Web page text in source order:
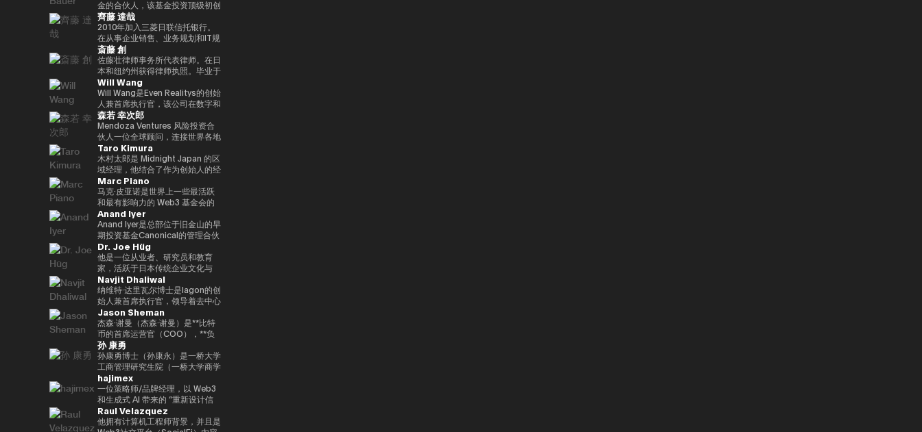
业的投资。 基于 “Web3 是未来”
的坚定信念，Budki 是去中心化技
术发展的重要推动力。**Vineet
Budki（Vineet Budki）**是一位
行业代表，他通过战略投资和全球
思想领导力推动Web3领域的增
长。 作为专门从事1亿美元加密资
产的基金Sigma Capital的首席执
行官，他设定了在对去中心化生态
系统的坚定承诺下，在3年内投资
100多家区块链初创公司的目标。
到目前为止，投资组合包括300多
个项目，包括Mysten
Labs（Sui）、Gunzilla和Peaq
Network，这些项目显示了对变
革性技术的敏锐见解。除了提供资
金外，Budki还是一位享誉全球的
演讲者，曾在世界经济论坛和币安
区块链周等国际活动中登台。他对
市场趋势和区块链传播的看法引起
了《泰晤士报》、《CoinDesk》
和《中东企业家》等主要媒体的关
注。此外，通过社交媒体上的积极
沟通，其影响力进一步扩大。它强
调Web3的长期潜力，而不是短期
利润，并正在促进对重新定义世界
应有方式的初创企业的投资。 基
于 “Web3 是未来” 的坚定信念，
Budki 是去中心化技术发展的重要
推动力。
议）人工智能项目和人工智能国际
奖评审团成员 • 大学和学术顾问委
员会成员（SQU、AOU、索哈尔
大学）• 在全球首席信息官峰会
（泰国，2022年）上获得数字化
转型激励奖 • 全球首席信息官峰会
（阿塞拜疆，于（2023 年）获得
影响力开拓者奖 • 参与国家级人工
智能项目并促进技术本地化 • 提供
有关人工智能和数据 DX 的专业培
训 • 领导并参与了多个项目与电子
政务、数字化转型、人工有关情报
和第四次工业革命（采矿、智慧城
市、医疗保健、教育、旅游、农
业、物流/运输、风险和危机管
理、媒体领域）• 参加了各种国际
和国内会议、峰会、研讨会和活动
• 作为作者参与研究论文、书籍、
杂志和媒体节目
加Web3市场的可持续流动性和可
及性。
品开发和交易。他会说三种语言，
母语是虚拟货币，也是传统金融领
域的资深人士。Ben在新加坡美林
大宗商品公司拥有超过15年的高
级领导经验，并曾担任该公司的首
席执行官。此外，在Alliance
Bernstein，他负责监督东京、香
港、新加坡、首尔和台北的盈利分
销团队，领导业务战略。Ben曾投
资并指导过南加州的早期创业公
司。他拥有多个证券执照，并获得
了加州大学伯克利分校的工程学士
学位和加州大学洛杉矶分校安德森
管理学院的工商管理硕士学位。我
目前在同一所大学教授加密货币金
融。
金的合伙人，该基金投资顶级初创
公司并建立企业。他是500家初创
公司、APX、PlugandPlay、纽约
NUMA和Alchemist Accelerator
的创业导师，也是Republic的风
险合伙人。他曾在Chin
Accelerator的投资团队工作，
Chin Accelerator是SOSV在中国
运营的全球精英加速器项目，管理
的资产管理规模超过9.07亿美元。
此外，他在泰国为德国政府工作，
并作为NSTF招聘会的共同组织者
帮助学生建立职业生涯，该博览会
吸引了110万名参观者。过去，我
曾在9个国家的15个城市生活过，
并且精通中文、英语和德语。
Tobias以优异成绩获得了新加坡
国立大学和清华大学的管理学硕士
+CEMS管理硕士学位，以及因斯
布鲁克管理中心和西南财经大学的
管理和法律学士学位。
齊藤 達哉
2010年加入三菱日联信托银行。
在从事企业销售、业务规划和IT规
划之后，金融科技促进办公室于
2016年成立，是三菱日联信托银
行数字战略规划和推广的第一位负
责人。作为 “连续内部企业家（连
续内部企业家）”，他将推出一个
信息银行平台 “Dprime”、一个数
字证券平台 “Progmat”、一个稳
定币平台 “Progmat Coin”、一个
功能性的NFT平台 “Progmat
UT”，以及一个有许多组织成员的
“数字资产共同创造联盟”。2022
年，宣布通过多家金融机构、交易
所和软件公司的投资，数字资产基
础设施业务将成为一家独立公司，
并于2023/10年度成为该公司的代
表。8项专利注册。
斎藤 創
佐藤壮律师事务所代表律师。在日
本和纽约州获得律师执照。毕业于
东京大学法学院和纽约大学法学
院。在西村朝日律师事务所主要从
事金融领域（证券化、基金、衍生
品等）业务之后，目前的办公室于
2015年独立成立。它专门研究
Web3、金融科技、元界和初创公
司。他的书包括《NFT 教科书》
和《提前阅读！元界和非同质化代
币” 等。他曾担任日本区块链协会
顾问、日本STO协会审计师、日
本元界综合公司协会审计师、金融
科技协会资本市场部秘书处、
HashPort审计师和前bitFlyer外部
董事。《海外钱伯斯亚太》、《最
佳律师律师》和《Legal500》均
被评为日本金融科技律师。
Will Wang
Will Wang是Even Realitys的创始
人兼首席执行官，该公司在数字和
物理世界交汇的领域开发下一代显
示型智能眼镜。成立于 2023 年，
Even Reality “技术不应走到最前
沿；它应该悄悄地支持人们的日常
生活。” 它基于以人为中心（以人
为中心）的理念。这一理念也反映
在广受好评的 Even G1 和 G2 显
示屏智能眼镜的设计中。 在这些
产品中，人工智能是实时工作的，
自然会支持重要的对话，创造人们
可以阐明想法、自信地沟通以及专
注于工作和日常生活中的 “当下”
的体验。
森若 幸次郎
Mendoza Ventures 风险投资合
伙人一位全球顾问，连接世界各地
的家族办公室、风险投资公司和科
技公司，以促进下一代人工智能和
Web3 创新。他是门多萨风险投资
公司的风险合伙人，该公司投资于
位于波士顿和旧金山的人工智能、
金融科技和网络安全领域，还担任
总部位于瑞士和非洲的专门从事人
工智能和Web3领域的风险投资公
司CV VC的顾问。目前，他参与
支持全球10多家公司的风险投
资。此外，他还担任联合国：
Block（拉脱维亚）、WAIB摩纳
哥峰会（摩纳哥）、VI3NNA 大会
（奥地利）、世界风险论坛（奥地
利）等区块链和创新领域的国际会
议的大使，并参与连接世界各地创
业生态系统的活动。在2013年完
成哈佛商学院（PLD）学业后，他
获得了研究生资格。
Taro Kimura
木村太郎是 Midnight Japan 的区
域经理，他结合了作为创始人的经
验、企业进入市场 (GTM) 领导层
和国际业务经验。目前，他负责监
督Midnight在日本市场的战略，
并正在促进GTM、企业协作、社
区发展和生态系统传播。在迄今为
止的职业生涯中，我积累了在快速
成长的初创公司和跨国公司的经
验。作为 Mycel 的联合创始人，
他领导了全球 GTM、合作伙伴关
系、投资者支持和下一代互操作性
基础设施协议的运营。在进入
Web3 行业之前，他曾在
LinkedIn 担任全球企业销售总
监，与日本主要跨国公司建立战略
合作伙伴关系，并推动大规模的
SaaS 实施项目。它还参与了生态
系统的发展，例如dYdX、SEI、
EclipseFi和Umi Network。我出
生在日本，在印度尼西亚长大，会
说三种语言：英语、日语和印尼
语。从上智大学毕业后，她在
NTT Communications从事全球
网络运营工作，然后将自己的职业
Marc Piano
马克·皮亚诺是世界上一些最活跃
和最有影响力的 Web3 基金会的
独立董事（独立唱片总监）和顾
问。在数字资产生态系统的顶层，
值得信赖的是，它可以监督治理、
合规和长期可持续性。Marc 的职
业生涯以法律为基础，此前曾在一
家大型离岸律师事务所担任法律顾
问（法律顾问），并积极担任该公
司全球 Web3 业务的核心设计
师。作为该领域的权威，它受到主
要法律目录的高度重视。凭借如此
扎实的法律界背景和多年的一线咨
询经验，Marc拥有罕见的监管策
略师和董事会级州长的双重职位。
Marc的专业知识也得到了他对行
业知识基础的重大贡献的支持。除
了为英格兰和威尔士律师协会（英
格兰和威尔士律师协会）（2020-
2023）共同创立了 “区块链法律事
务/监管指南”（2020-2023）外，
他还为英属维尔京群岛 “信托和基
Anand Iyer
Anand Iyer是总部位于旧金山的早
期投资基金Canonical的管理合伙
人，专注于投资人工智能、机器人
和加密资产等前沿技术。艾尔是一
位在硅谷拥有多年经验的资深人
士。他的职业生涯始于 2005 年在
微软担任产品经理，然后创立了
Trusted。该公司于2018年被上
市公司Care收购。之后，他们加
入了光速，并作为风险合伙人参与
了Phantom、Alchemy、
Arbitrum和Mysten等区块链相关
公司。作为教育背景，他获得了普
渡大学的计算机工程学位。
Dr. Joe Hüg
他是一位从业者、研究员和教育
家，活跃于日本传统企业文化与
Web3 和 AI 等尖端技术交汇的领
域。在信息管理创新专业大学
（IU）担任创业实践教授期间，作
为TEDxInnovationU的首席组织
者和被许可人，她还促进跨代和跨
领域的知识共享。通过为三菱和富
士通等跨国公司提供咨询经验，积
累有关企业创新和数字化转型
（DX）的实用知识。从中小型企
业到大型企业，我们提供了支持，
在利用我们的文化优势的同时，战
略性地引入新技术。此外，通过在
创始人研究所和Techstars等国际
加速器的指导经验，他还在连接日
Navjit Dhaliwal
纳维特·达里瓦尔博士是Iagon的创
始人兼首席执行官，领导着去中心
化云服务行业。达里瓦尔博士拥有
创立和经营多家成功公司的经验，
例如Mjösa Tannklinikk、Arbo
Lab AS和CanPol AS，是一位久
经考验的连续创业者。我曾就读于
波兹南医科大学和麦克马斯特大
学，并获得了牙科博士（博士学
位）和医学学士学位。
Jason Sheman
杰森·谢曼（杰森·谢曼）是**比特
币的首席运营官（COO），**负
责监督代表加密资产行业的消费平
台的整体全球运营。他在公司工作
了8年以上，支持亚洲、中东、欧
洲和美国等地区的业务扩张，并在
Bitcoin.com的国际增长中发挥了
重要作用。杰森曾参与总部设在东
京的Bitcoin.com成立之初，他顺
应了公司的发展，领导了向目前全
孙 康勇
孙康勇博士（孙康永）是一桥大学
工商管理研究生院（一桥大学商学
院，ICS）的副教授，该学院是日
本领先的全球管理教育机构之一。
**明尼苏达大学卡尔森管理学院战
略管理（战略管理）博士（博士）
检索到**。研究和教育领域侧重于
hajimex
一位策略师/品牌经理，以 Web3
和生成式 AI 带来的 “重新设计信
任、价值和智能” 为主题，探索技
术与社会结构的交汇点。作为涩谷
Raul Velazquez
他拥有计算机工程师背景，并且是